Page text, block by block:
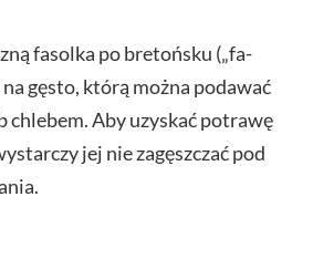
fasolka po bretońsku („fa-
gęsto, którą można podawać
chlebem. Aby uzyskać potrawę
jej nie zagęszczać pod